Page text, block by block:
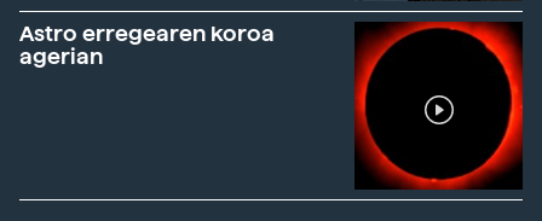
Astro erregearen koroa
agerian